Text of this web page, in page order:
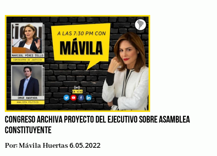
CONGRESO ARCHIVA PROYECTO DEL EJECUTIVO SOBRE ASAMBLEA
CONSTITUYENTE
Por:Mávila Huertas 6.05.2022